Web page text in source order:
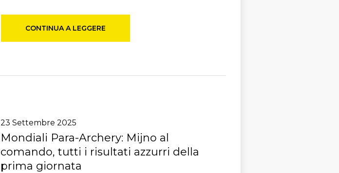
CONTINUA A LEGGERE
23 Settembre 2025
Mondiali Para-Archery: Mijno al
comando, tutti i risultati azzurri della
prima giornata